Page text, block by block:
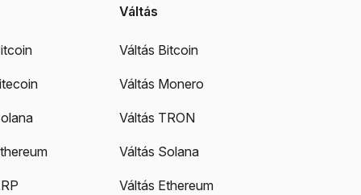
Váltás
Váltás Bitcoin
Váltás Monero
Váltás TRON
Váltás Solana
Váltás Ethereum